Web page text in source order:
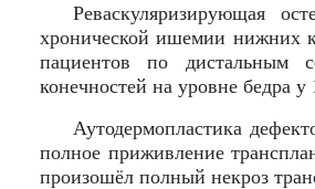
Реваскуляризирующая
хронической ишемии нижних
пациентов по дистальным
конечностей на уровне бедра
Аутодермопластика
полное приживление
произошёл полный некроз